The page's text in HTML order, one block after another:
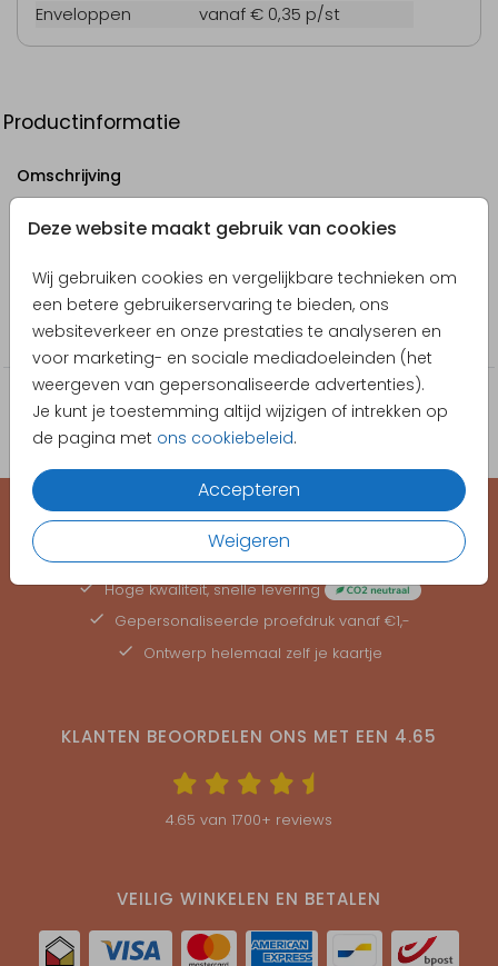
Deze website maakt gebruik van cookies
Wij gebruiken cookies en vergelijkbare technieken om
een betere gebruikerservaring te bieden, ons
websiteverkeer en onze prestaties te analyseren en
voor marketing- en sociale mediadoeleinden (het
weergeven van gepersonaliseerde advertenties).
Je kunt je toestemming altijd wijzigen of intrekken op
de pagina met ons cookiebeleid.
Accepteren
Weigeren
Enveloppen
vanaf € 0,35 p/st
Productinformatie
Omschrijving
Collectie
Geboortekaartjes
EEN KAARTJE VOOR ELK MOMENT
Hoge kwaliteit, snelle levering
Gepersonaliseerde proefdruk vanaf €1,-
Ontwerp helemaal zelf je kaartje
KLANTEN BEOORDELEN ONS MET EEN 4.65
4.65 van 1700+ reviews
VEILIG WINKELEN EN BETALEN